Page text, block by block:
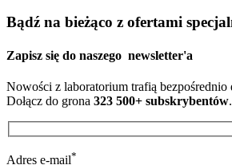
Bądź na bieżąco z ofertami
Zapisz się do naszego newsletter'a
Nowości z laboratorium trafią
Dołącz do grona 323 500+ subskrybentów.
Adres e-mail*